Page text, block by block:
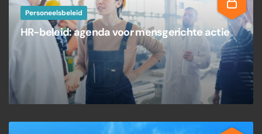
Personeelsbeleid
HR-beleid: agenda voor mensgerichte actie